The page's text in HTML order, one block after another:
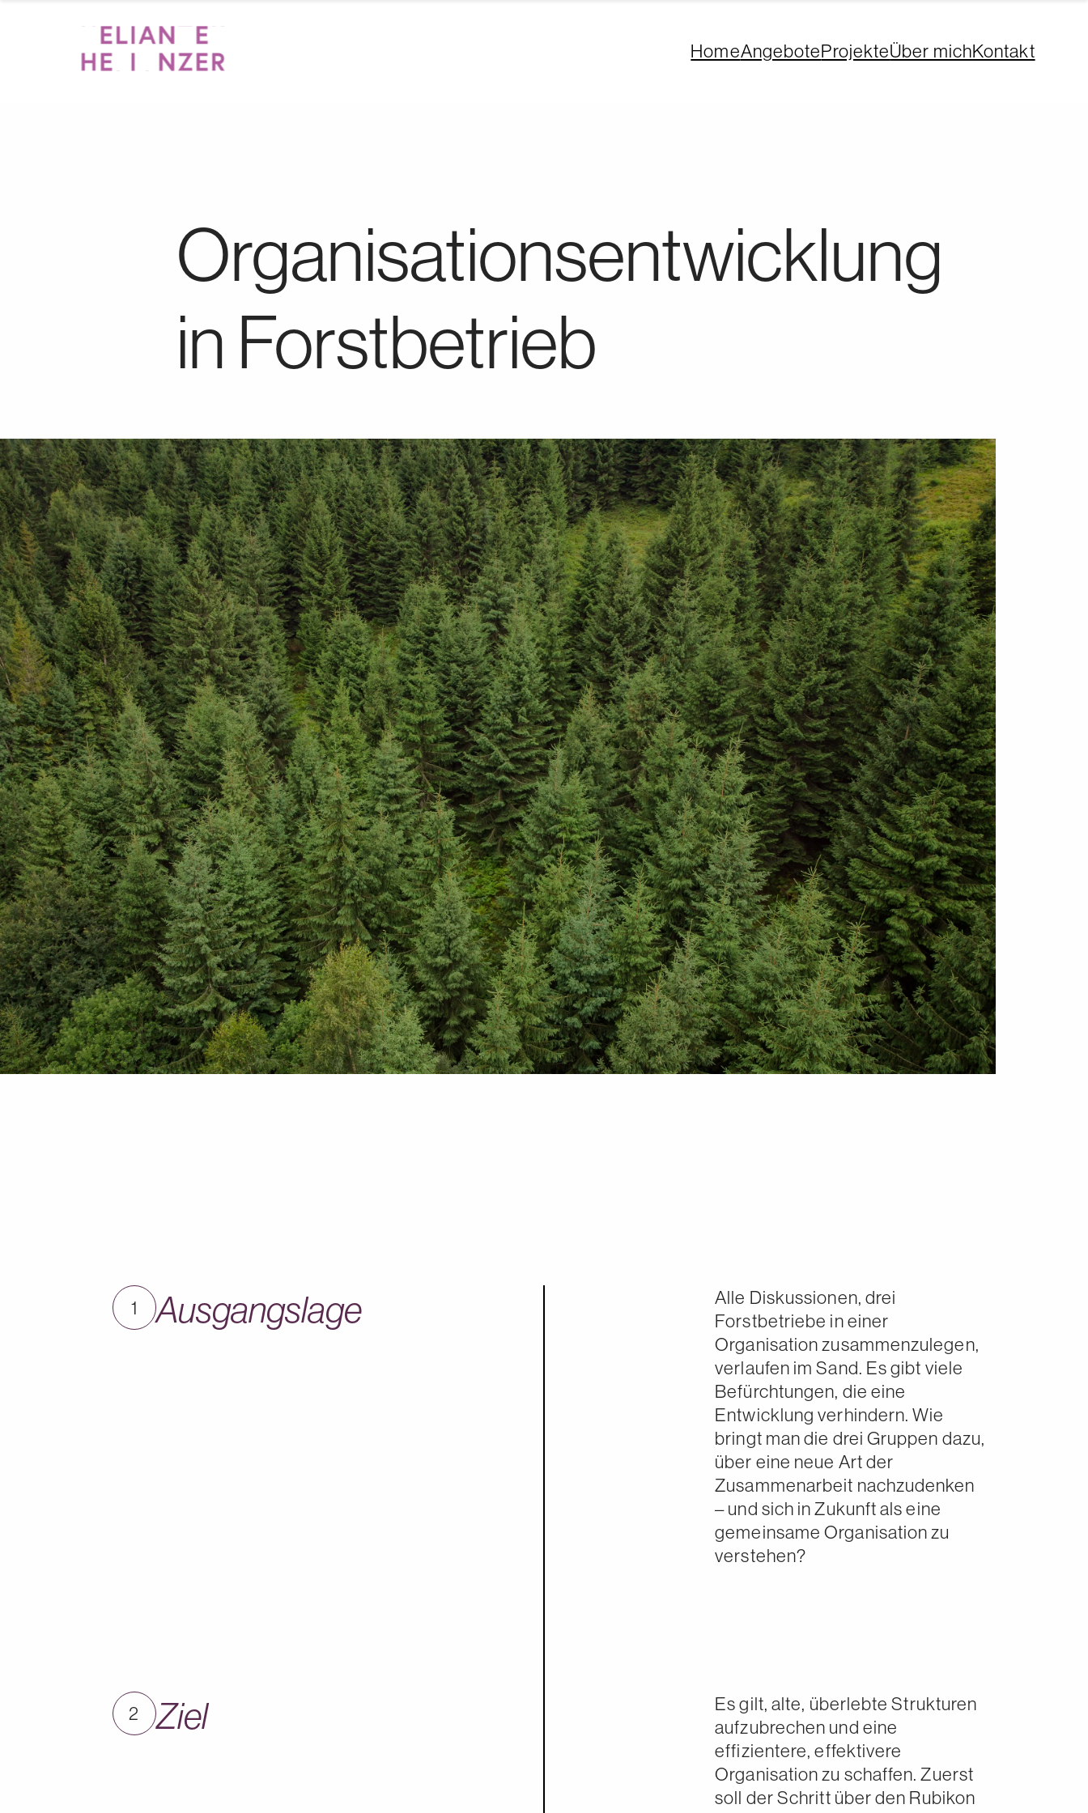
HomeAngeboteProjekteÜber michKontakt
Organisationsentwicklung
in Forstbetrieb
1 Ausgangslage
2 Ziel
Alle Diskussionen, drei
Forstbetriebe in einer
Organisation zusammenzulegen,
verlaufen im Sand. Es gibt viele
Befürchtungen, die eine
Entwicklung verhindern. Wie
bringt man die drei Gruppen dazu,
über eine neue Art der
Zusammenarbeit nachzudenken
– und sich in Zukunft als eine
gemeinsame Organisation zu
verstehen?
Es gilt, alte, überlebte Strukturen
aufzubrechen und eine
effizientere, effektivere
Organisation zu schaffen. Zuerst
soll der Schritt über den Rubikon